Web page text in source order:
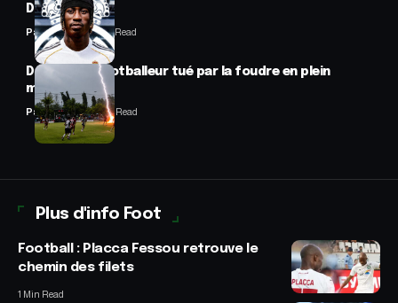
Diomandé
Panafrofoot1 Min Read
Drame : un footballeur tué par la foudre en plein
match
Panafrofoot2 Min Read
Plus d'info Foot
Football : Placca Fessou retrouve le
chemin des filets
1 Min Read